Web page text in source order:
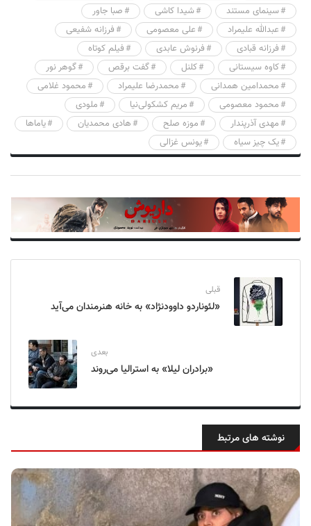
سینمای مستند
شیدا کاشی
صبا جاور
عبدالله علیمراد
علی معصومی
فرزانه شفیعی
فرزانه قبادی
فرنوش عابدی
فیلم کوتاه
کاوه سیستانی
کلنل گفت برقص
گوهر نور
محمدامین همدانی
محمدرضا علیمراد
محمود غلامی
محمود معصومی
مریم کشکولی‌نیا
ملودی
مهدی آذرپندار
موزه صلح هادی محمدیان
یاماها
یک چیز سیاه
یونس غزالی
قبلی
«لئوناردو داوودنژاد» به خانه هنرمندان می‌آید
بعدی
«برادران لیلا» به استرالیا می‌روند
نوشته های مرتبط